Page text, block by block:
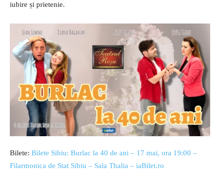
iubire și prietenie.
Bilete: Bilete Sibiu: Burlac la 40 de ani – 17 mai, ora 19:00 –
Filarmonica de Stat Sibiu – Sala Thalia – iaBilet.ro